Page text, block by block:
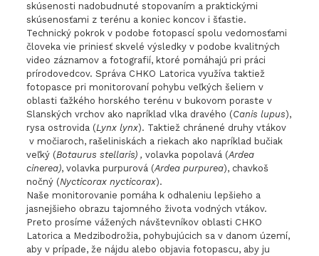
skúsenosti nadobudnuté stopovaním a praktickými
skúsenosťami z terénu a koniec koncov i šťastie.
Technický pokrok v podobe fotopascí spolu vedomosťami
človeka vie priniesť skvelé výsledky v podobe kvalitných
video záznamov a fotografií, ktoré pomáhajú pri práci
prírodovedcov. Správa CHKO Latorica využíva taktiež
fotopasce pri monitorovaní pohybu veľkých šeliem v
oblasti ťažkého horského terénu v bukovom poraste v
Slanských vrchov ako napríklad vlka dravého (Canis lupus),
rysa ostrovida (Lynx lynx). Taktiež chránené druhy vtákov
v močiaroch, rašeliniskách a riekach ako napríklad bučiak
veľký (Botaurus stellaris) , volavka popolavá (Ardea
cinerea), volavka purpurová (Ardea purpurea), chavkoš
nočný (Nycticorax nycticorax).
Naše monitorovanie pomáha k odhaleniu lepšieho a
jasnejšieho obrazu tajomného života vodných vtákov.
Preto prosíme vážených návštevníkov oblasti CHKO
Latorica a Medzibodrožia, pohybujúcich sa v danom území,
aby v prípade, že nájdu alebo objavia fotopascu, aby ju